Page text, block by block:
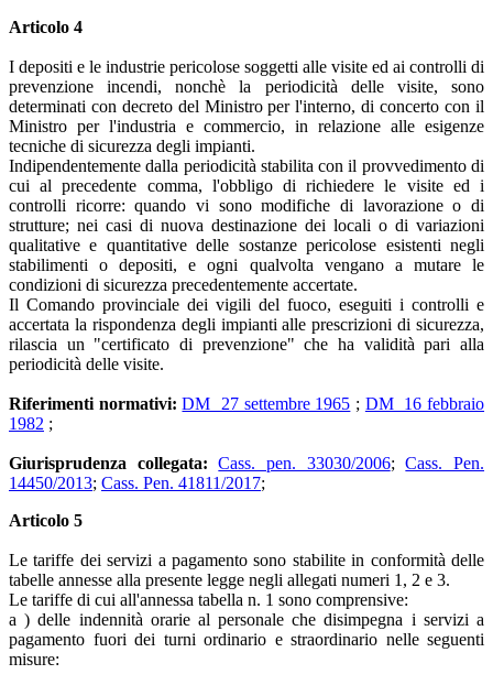
Articolo 4
I depositi e le industrie pericolose soggetti alle visite ed ai controlli di
prevenzione incendi, nonchè la periodicità delle visite, sono
determinati con decreto del Ministro per l'interno, di concerto con il
Ministro per l'industria e commercio, in relazione alle esigenze
tecniche di sicurezza degli impianti.
Indipendentemente dalla periodicità stabilita con il provvedimento di
cui al precedente comma, l'obbligo di richiedere le visite ed i
controlli ricorre: quando vi sono modifiche di lavorazione o di
strutture; nei casi di nuova destinazione dei locali o di variazioni
qualitative e quantitative delle sostanze pericolose esistenti negli
stabilimenti o depositi, e ogni qualvolta vengano a mutare le
condizioni di sicurezza precedentemente accertate.
Il Comando provinciale dei vigili del fuoco, eseguiti i controlli e
accertata la rispondenza degli impianti alle prescrizioni di sicurezza,
rilascia un "certificato di prevenzione" che ha validità pari alla
periodicità delle visite.
Riferimenti normativi:DM 27 settembre 1965 ; DM 16 febbraio
1982 ;
Giurisprudenza collegata:Cass. pen. 33030/2006;Cass. Pen.
14450/2013; Cass. Pen. 41811/2017;
Articolo 5
Le tariffe dei servizi a pagamento sono stabilite in conformità delle
tabelle annesse alla presente legge negli allegati numeri 1, 2 e 3.
Le tariffe di cui all'annessa tabella n. 1 sono comprensive:
a ) delle indennità orarie al personale che disimpegna i servizi a
pagamento fuori dei turni ordinario e straordinario nelle seguenti
misure: